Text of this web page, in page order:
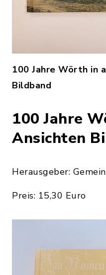
100 Jahre Wörth in
Bildband
100 Jahre
Ansichten
Herausgeber:
Preis: 15,30 Euro